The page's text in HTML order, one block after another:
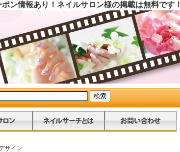
ン情報あり！ネイルサロン様の掲載は無料です！
ザイン